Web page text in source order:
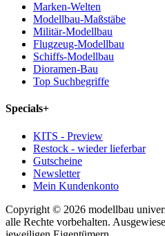
Marken-Welten
Modellbau-Maßstäbe
Militär-Modellbau
Flugzeug-Modellbau
Schiffs-Modellbau
Dioramen-Bau
Top Suchbegriffe
Specials+
KITS - Preview
Restock - wieder lieferbar
Gutscheine
Newsletter
Mein Kundenkonto
Copyright © 2026 modellbau
alle Rechte vorbehalten.